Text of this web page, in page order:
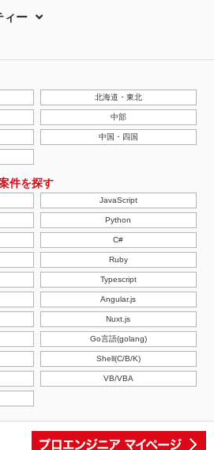
ィー
北海道・東北
中部
中国・四国
件を探す
JavaScript
Python
C#
Ruby
Typescript
Angular.js
Nuxt.js
Go言語(golang)
Shell(C/B/K)
VB/VBA